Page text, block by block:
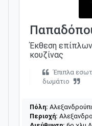
Έκθεση
κουζίνας
Έπιπλα
δωμάτιο
Πόλη:
Περιοχή: